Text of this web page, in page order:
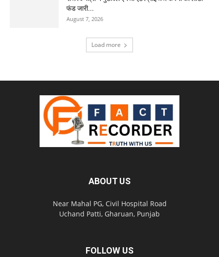
फंड जारी...
August 7, 2026
Load more
ABOUT US
Near Mahal PG, Civil Hospital Road
Uchand Patti, Gharuan, Punjab
FOLLOW US